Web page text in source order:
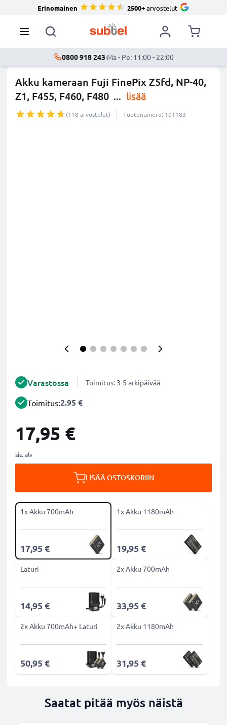
Erinomainen 2500+arvostelut
0800 918 243·Ma - Pe: 11:00 - 22:00
Akku kameraan Fuji FinePix Z5fd, NP-40,
Z1, F455, F460, F480 ... lisää
(118 arvostelut) Tuotenumero: 101183
Varastossa Toimitus: 3-5 arkipäivää
Toimitus:2.95 €
17,95 €
sis. alv
LISÄÄ OSTOSKORIIN
1x Akku 700mAh
17,95 €
1x Akku 1180mAh
19,95 €
Laturi
14,95 €
2x Akku 700mAh
33,95 €
2x Akku 700mAh+ Laturi
50,95 €
2x Akku 1180mAh
31,95 €
Saatat pitää myös näistä